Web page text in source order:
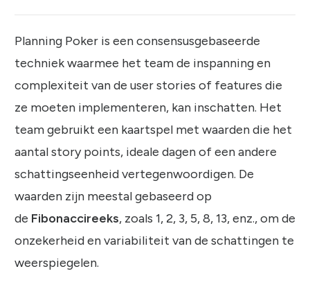
Planning Poker is een consensusgebaseerde
techniek waarmee het team de inspanning en
complexiteit van de user stories of features die
ze moeten implementeren, kan inschatten. Het
team gebruikt een kaartspel met waarden die het
aantal story points, ideale dagen of een andere
schattingseenheid vertegenwoordigen. De
waarden zijn meestal gebaseerd op
de Fibonaccireeks, zoals 1, 2, 3, 5, 8, 13, enz., om de
onzekerheid en variabiliteit van de schattingen te
weerspiegelen.